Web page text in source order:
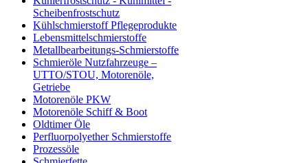
Scheibenfrostschutz
Kühlschmierstoff Pflegeprodukte
Lebensmittelschmierstoffe
Metallbearbeitungs-Schmierstoffe
Schmieröle Nutzfahrzeuge –
UTTO/STOU, Motorenöle,
Getriebe
Motorenöle PKW
Motorenöle Schiff & Boot
Oldtimer Öle
Perfluorpolyether Schmierstoffe
Prozessöle